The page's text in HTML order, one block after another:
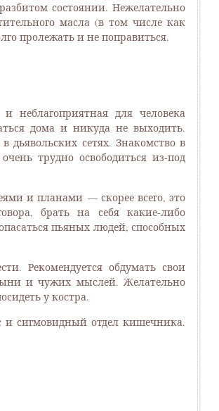
состоянии. Нежелательно
масла (в том числе как
пролежать и не поправиться.
неблагоприятная для человека
дома и никуда не выходить.
дьявольских сетях. Знакомство в
трудно освободиться из-под
и планами — скорее всего, это
брать на себя какие-либо
пьяных людей, способных
Рекомендуется обдумать свои
и чужих мыслей. Желательно
у костра.
и сигмовидный отдел кишечника.